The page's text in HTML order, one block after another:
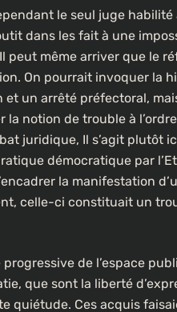
le seul juge habilité
dans les fait à une
peut même arriver que le
On pourrait invoquer la
un arrêté préfectoral,
notion de trouble à
juridique, Il s’agit plutôt
démocratique par
la manifestation
celle-ci constituait un
de l’espace
que sont la liberté
quiétude. Ces acquis
À LA UNE CULTURE
[FOCUS] 20 ans après :
l’héritage littéraire de
1 an ago